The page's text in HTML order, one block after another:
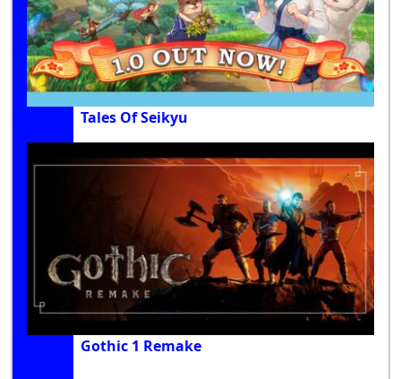
Tales Of Seikyu
Gothic 1 Remake